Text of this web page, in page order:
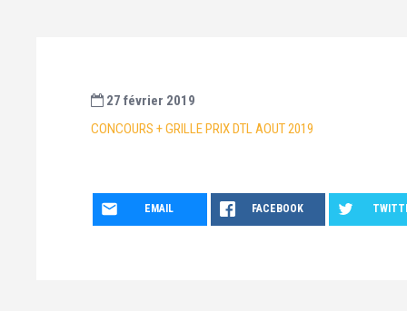
27 février 2019
CONCOURS + GRILLE PRIX DTL AOUT 2019
EMAIL FACEBOOK